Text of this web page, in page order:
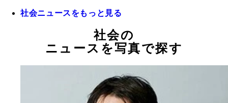
社会ニュースをもっと見る
社会の
ニュースを写真で探す